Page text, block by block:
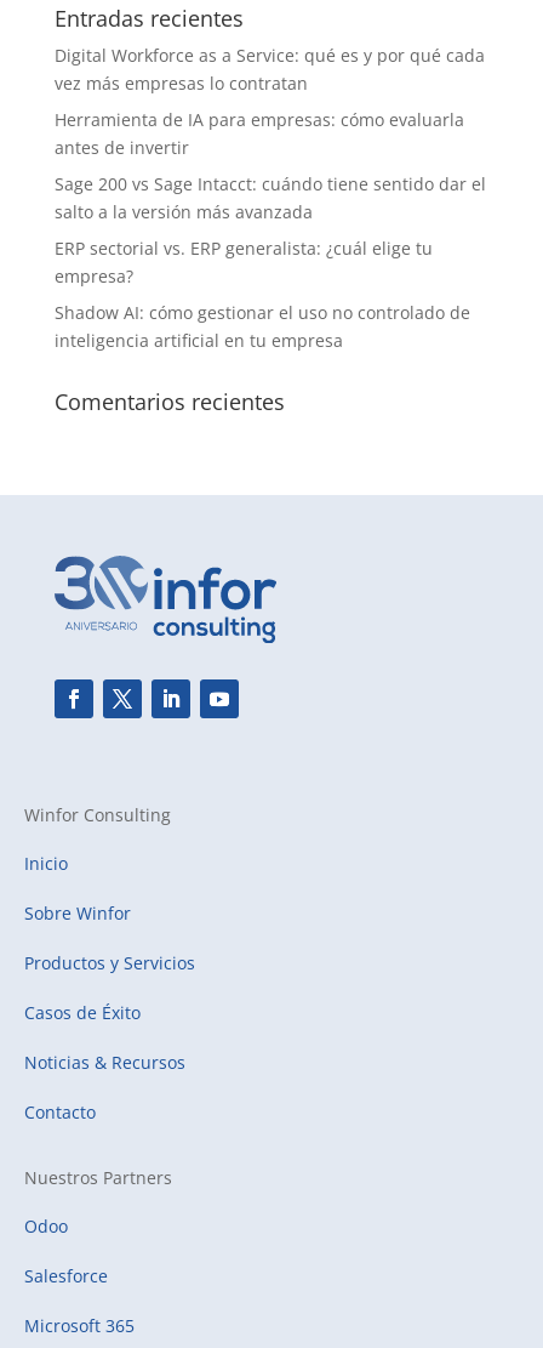
Entradas recientes
Digital Workforce as a Service: qué es y por qué cada
vez más empresas lo contratan
Herramienta de IA para empresas: cómo evaluarla
antes de invertir
Sage 200 vs Sage Intacct: cuándo tiene sentido dar el
salto a la versión más avanzada
ERP sectorial vs. ERP generalista: ¿cuál elige tu
empresa?
Shadow AI: cómo gestionar el uso no controlado de
inteligencia artificial en tu empresa
Comentarios recientes
Winfor Consulting
Inicio
Sobre Winfor
Productos y Servicios
Casos de Éxito
Noticias & Recursos
Contacto
Nuestros Partners
Odoo
Salesforce
Microsoft 365